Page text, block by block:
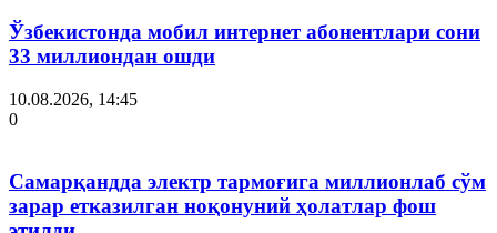
Ўзбекистонда мобил интернет абонентлари сони
33 миллиондан ошди
10.08.2026, 14:45
0
Самарқандда электр тармоғига миллионлаб сўм
зарар етказилган ноқонуний ҳолатлар фош